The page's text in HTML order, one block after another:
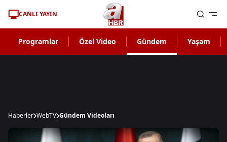
CANLI YAYIN
Programlar Özel Video Gündem Yaşam
Haberler WebTV Gündem Videoları